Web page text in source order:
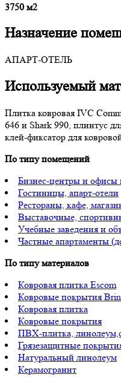
3750 м2
Назначение
АПАРТ-ОТЕЛЬ
Используемый
Плитка ковровая IVC
646 и Shark 990, плинтус
клей-фиксатор для
По типу помещений
Бизнес-центры и офисы
Гостиницы, апарт-отели
Рестораны, кафе,
Выставочные,
Учебные заведения и
Частные апартаменты
По типу материалов
Ковровая плитка Escom
Ковровые покрытия
Ковровая плитка
Ковровые покрытия
ПВХ-плитка,
Грязезащитные
Натуральный линолеум
Керамогранит